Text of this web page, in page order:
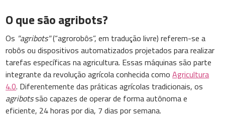
O que são agribots?
Os "agribots"(“agrorobôs”, em tradução livre) referem-se a
robôs ou dispositivos automatizados projetados para realizar
tarefas específicas na agricultura. Essas máquinas são parte
integrante da revolução agrícola conhecida comoAgricultura
4.0. Diferentemente das práticas agrícolas tradicionais, os
agribotssão capazes de operar de forma autônoma e
eficiente, 24 horas por dia, 7 dias por semana.